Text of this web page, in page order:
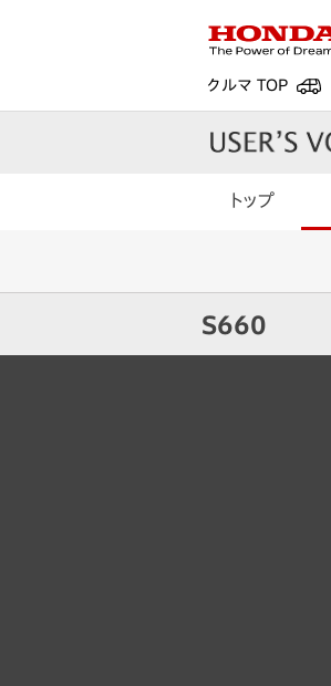
クルマ TOP
トップ
S660